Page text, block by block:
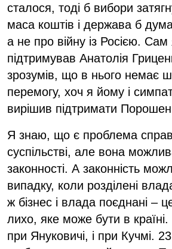
сталося, тоді б вибори
маса коштів і держава б
а не про війну із Росією.
підтримував Анатолія
зрозумів, що в нього немає
перемогу, хоч я йому і
вирішив підтримати
Я знаю, що є проблема
суспільстві, але вона
законності. А законність
випадку, коли розділені
ж бізнес і влада поєднані –
лихо, яке може бути в
при Януковичі, і при Кучмі.